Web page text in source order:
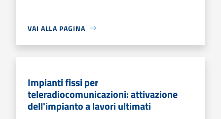
VAI ALLA PAGINA
Impianti fissi per
teleradiocomunicazioni: attivazione
dell'impianto a lavori ultimati